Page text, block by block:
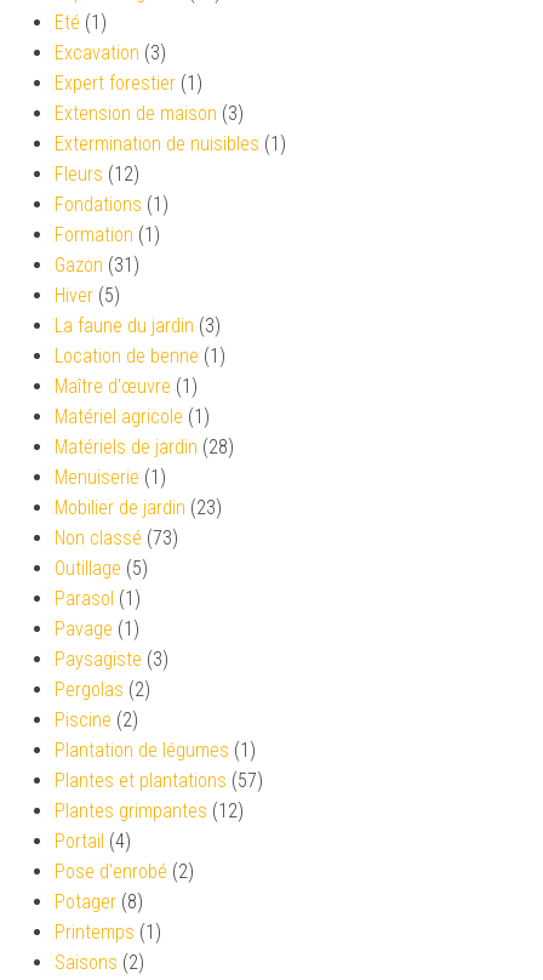
Eté (1)
Excavation (3)
Expert forestier (1)
Extension de maison (3)
Extermination de nuisibles (1)
Fleurs (12)
Fondations (1)
Formation (1)
Gazon (31)
Hiver (5)
La faune du jardin (3)
Location de benne (1)
Maître d'œuvre (1)
Matériel agricole (1)
Matériels de jardin (28)
Menuiserie (1)
Mobilier de jardin (23)
Non classé (73)
Outillage (5)
Parasol (1)
Pavage (1)
Paysagiste (3)
Pergolas (2)
Piscine (2)
Plantation de légumes (1)
Plantes et plantations (57)
Plantes grimpantes (12)
Portail (4)
Pose d'enrobé (2)
Potager (8)
Printemps (1)
Saisons (2)